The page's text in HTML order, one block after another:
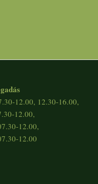
12.00, 12.30-16.00,
12.00,
12.00,
12.00